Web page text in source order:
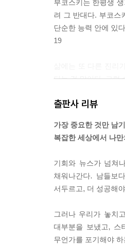
부코스키는 한평생
려 그 반대다. 부코스
단순한 능력 안에 있
19
다는 것 말이다. 그럴
덩어리에서 도망치는
'무엇을 위해 투쟁할
을 가지고, 집채만 한
성공을 결정하는 질
이 널려 있다. 당신은
느꼈다. 타인의 성공
반을 1억 5,000만 장
말이다. 머스테인은
출판사 리뷰
가장 중요한 것만 남
복잡한 세상에서 나
기회와 뉴스가 넘쳐
채워나간다. 남들보
서두르고, 더 성공해
그러나 우리가 놓치
대부분을 보냈고, 스
무언가를 포기해야